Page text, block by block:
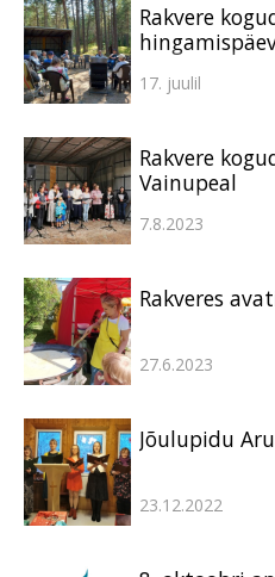
Rakvere
17. juulil
Rakvere
Vainupeal
7.8.2023
Rakveres
27.6.2023
Jõulupidu
23.12.2022